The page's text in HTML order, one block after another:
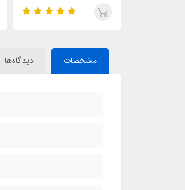
مشخصات دیدگاه‌ها